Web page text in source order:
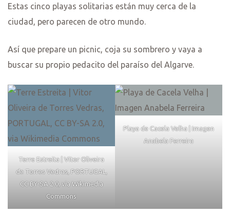
Estas cinco playas solitarias están muy cerca de la
ciudad, pero parecen de otro mundo.
Así que prepare un picnic, coja su sombrero y vaya a
buscar su propio pedacito del paraíso del Algarve.
Terre Estreita | Vitor Oliveira
de Torres Vedras, PORTUGAL,
CC BY-SA 2.0, via Wikimedia
Commons
Playa de Cacela Velha | Imagen
Anabela Ferreira